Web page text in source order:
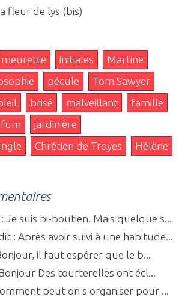
fleur de lys (bis)
meurette initiales
Martine
pécule
Tom Sawyer
brisé malveillant
famille
jardinière
Chrétien de Troyes
Hélène
Je suis bi-boutien. Mais quelque s...
: Après avoir suivi à une habitude...
il faut espérer que le b...
Des tourterelles ont écl...
peut on s organiser pour ...